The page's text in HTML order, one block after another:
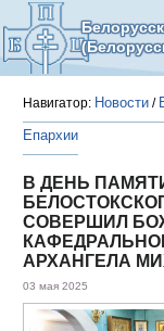
Навигатор: Новости /
Епархии
В ДЕНЬ
СОВЕРШИЛ
АРХАНГЕЛА
03 мая 2025